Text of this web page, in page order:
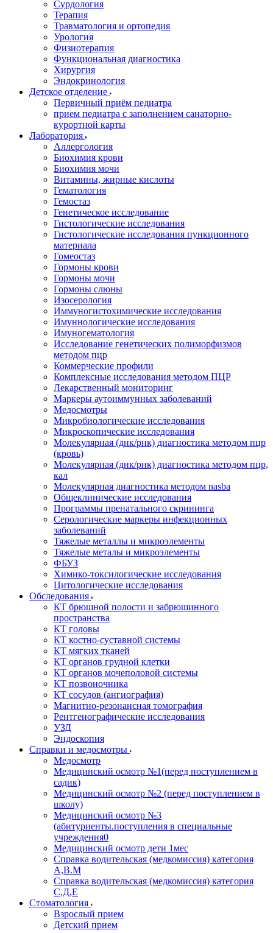
Сурдология
Терапия
Травматология и ортопедия
Урология
Физиотерапия
Функциональная диагностика
Хирургия
Эндокринология
Детское отделение
Первичный приём педиатра
прием педиатра с заполнением санаторно-
курортной карты
Лаборатория
Аллергология
Биохимия крови
Биохимия мочи
Витамины, жирные кислоты
Гематология
Гемостаз
Генетическое исследование
Гистологические исследования
Гистологические исследования пункционного
материала
Гомеостаз
Гормоны крови
Гормоны мочи
Гормоны слюны
Изосерология
Иммуногистохимические исследования
Имуннологические исследования
Имуногематология
Исследование генетических полиморфизмов
методом пцр
Коммерческие профили
Комплексные исследования методом ПЦР
Лекарственный мониторинг
Маркеры аутоиммунных заболеваний
Медосмотры
Микробиологические исследования
Микроскопические исследования
Молекулярная (днк/рнк) диагностика методом пцр
(кровь)
Молекулярная (днк/рнк) диагностика методом пцр,
кал
Молекулярная диагностика методом nasba
Общеклинические исследования
Программы пренатального скрининга
Серологические маркеры инфекционных
заболеваний
Тяжелые металлы и микроэлементы
Тяжелые металы и микроэлементы
ФБУЗ
Химико-токсилогические исследования
Цитологические исследования
Обследования
КТ брюшной полости и забрюшинного
пространства
КТ головы
КТ костно-суставной системы
КТ мягких тканей
КТ органов грудной клетки
КТ органов мочеполовой системы
КТ позвоночника
КТ сосудов (ангиография)
Магнитно-резонансная томография
Рентгенографические исследования
УЗД
Эндоскопия
Справки и медосмотры
Медосмотр
Медицинский осмотр №1(перед поступлением в
садик)
Медицинский осмотр №2 (перед поступлением в
школу)
Медицинский осмотр №3
(абитуриенты.поступления в специальные
учреждения0
Медицинский осмотр дети 1мес
Справка водительская (медкомиссия) категория
А,В.М
Справка водительская (медкомиссия) категория
С,Д,Е
Стоматология
Взрослый прием
Детский прием